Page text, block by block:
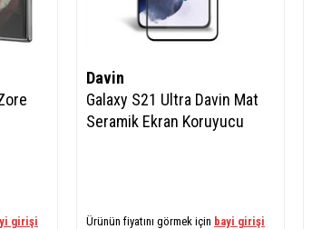
girişi
Davin
Galaxy S21 Ultra Davin Mat
Seramik Ekran Koruyucu
Ürünün fiyatını görmek için bayi girişi